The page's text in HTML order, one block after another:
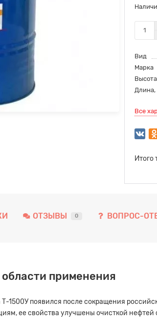
Вид
Марка
Все
Итого
ОТЗЫВЫ 0 ВОПРОС-
применения
1500У появился после сокращения
ее свойства улучшены очисткой